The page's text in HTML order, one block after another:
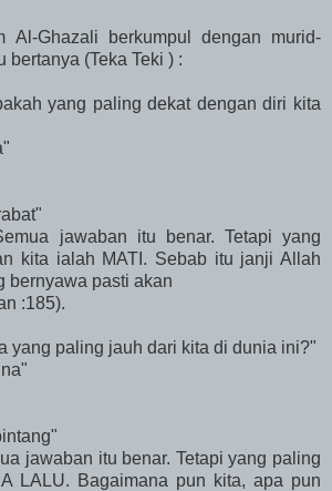
Al-Ghazali berkumpul dengan murid-
bertanya (Teka Teki ) :
yang paling dekat dengan diri kita
jawaban itu benar. Tetapi yang
kita ialah MATI. Sebab itu janji Allah
bernyawa pasti akan
:185).
yang paling jauh dari kita di dunia ini?"
jawaban itu benar. Tetapi yang paling
LALU. Bagaimana pun kita, apa pun